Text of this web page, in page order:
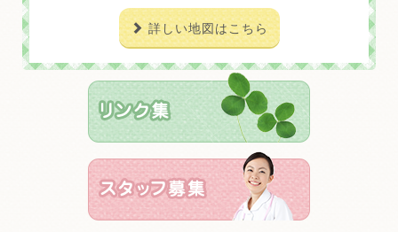
詳しい地図はこちら